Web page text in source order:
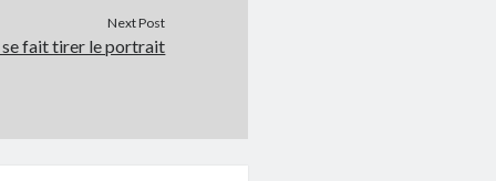
Next Post
fait tirer le portrait